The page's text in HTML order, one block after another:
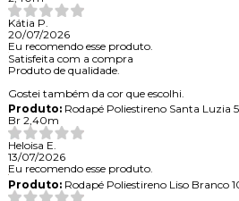
Kátia P.
20/07/2026
Eu recomendo esse produto.
Satisfeita com a compra
Produto de qualidade.
Gostei também da cor que escolhi.
Produto:Rodapé Poliestireno Santa Luzia
Br 2,40m
Heloisa E.
13/07/2026
Eu recomendo esse produto.
Produto:Rodapé Poliestireno Liso Branco